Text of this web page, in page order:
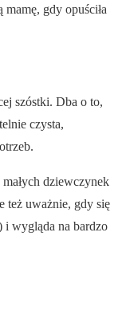
gdy opuściła
szóstki. Dba o to,
czysta,
dziewczynek
też uważnie, gdy się
i wygląda na bardzo